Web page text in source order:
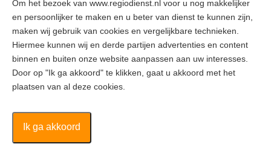
Veelgestelde vragen
Inschrijven
ZZPers
Inschrijven
Om het bezoek van www.regiodienst.nl voor u nog makkelijker
en persoonlijker te maken en u beter van dienst te kunnen zijn,
maken wij gebruik van cookies en vergelijkbare technieken.
Hiermee kunnen wij en derde partijen advertenties en content
binnen en buiten onze website aanpassen aan uw interesses.
Door op "Ik ga akkoord" te klikken, gaat u akkoord met het
plaatsen van al deze cookies.
Ik ga akkoord